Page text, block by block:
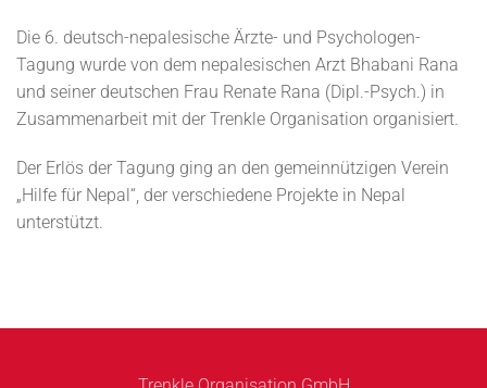
Die 6. deutsch-nepalesische Ärzte- und Psychologen-
Tagung wurde von dem nepalesischen Arzt Bhabani Rana
und seiner deutschen Frau Renate Rana (Dipl.-Psych.) in
Zusammenarbeit mit der Trenkle Organisation organisiert.
Der Erlös der Tagung ging an den gemeinnützigen Verein
„Hilfe für Nepal“, der verschiedene Projekte in Nepal
unterstützt.